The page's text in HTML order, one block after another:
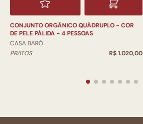
CONJUNTO ORGÂNICO QUÁDRUPLO - COR
DE PELE PÁLIDA - 4 PESSOAS
CASA BARÓ
PRATOS
R$ 1.020,00